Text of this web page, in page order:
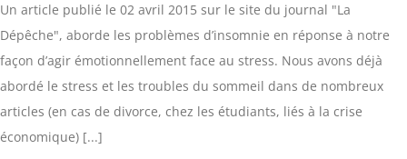
Un article publié le 02 avril 2015 sur le site du journal "La
Dépêche", aborde les problèmes d’insomnie en réponse à notre
façon d’agir émotionnellement face au stress. Nous avons déjà
abordé le stress et les troubles du sommeil dans de nombreux
articles (en cas de divorce, chez les étudiants, liés à la crise
économique) [...]